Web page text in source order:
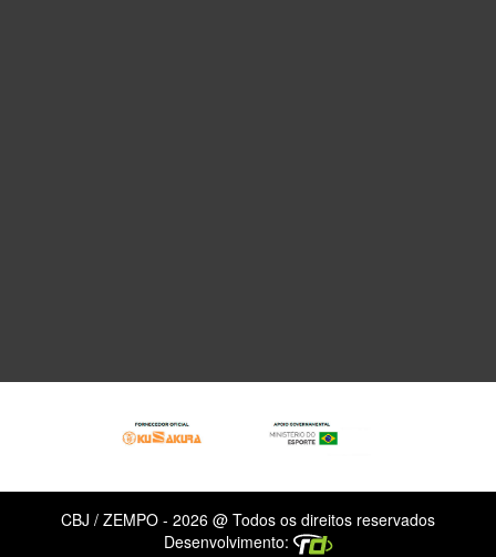
CBJ / ZEMPO - 2026 @ Todos os direitos reservados
Desenvolvimento: